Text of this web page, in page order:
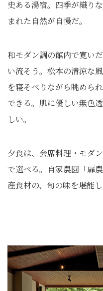
史ある湯宿。四季が織り
まれた自然が自慢だ。
和モダン調の館内で寛い
い流そう。松本の清涼な
を寝そべりながら眺めら
できる。肌に優しい無色
しい。
夕食は、会席料理・モダ
で選べる。自家農園「扉
産食材の、旬の味を堪能し